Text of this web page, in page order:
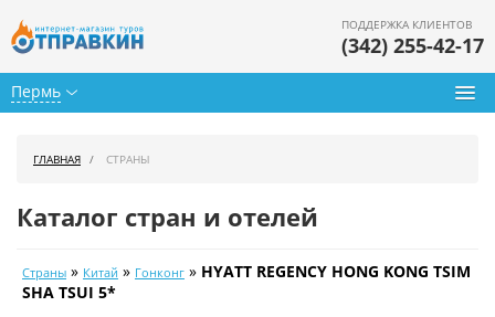
Пермь
ПОДДЕРЖКА КЛИЕНТОВ
(342) 255-42-17
Календарь туров
ГЛАВНАЯ СТРАНЫ
Каталог стран и отелей
Страны » Китай » Гонконг » HYATT REGENCY HONG KONG TSIM
SHA TSUI 5*